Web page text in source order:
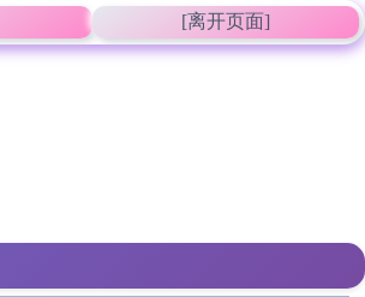
[离开页面]